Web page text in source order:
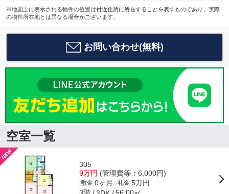
※地図上に表示される物件の位置は付近住所に所在することを表すものであり、実際
の物件所在地とは異なる場合がございます。
お問い合わせ(無料)
空室一覧
305
9万円 (管理費等：6,000円)
敷金 0ヶ月 礼金 5万円